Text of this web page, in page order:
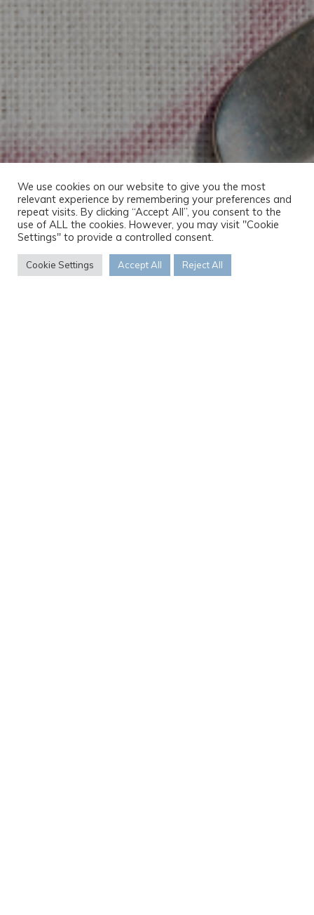
We use cookies on our website to give you the most
relevant experience by remembering your preferences and
repeat visits. By clicking “Accept All”, you consent to the
use of ALL the cookies. However, you may visit "Cookie
Settings" to provide a controlled consent.
Cookie Settings Accept All Reject All